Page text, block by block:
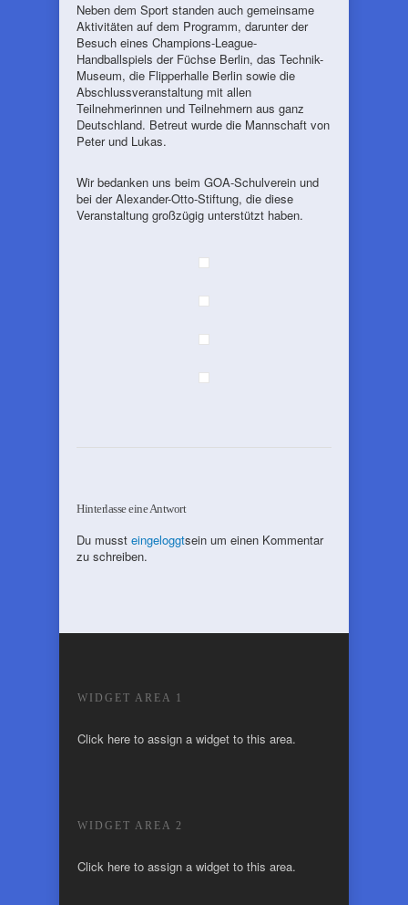
Neben dem Sport standen auch gemeinsame
Aktivitäten auf dem Programm, darunter der
Besuch eines Champions-League-
Handballspiels der Füchse Berlin, das Technik-
Museum, die Flipperhalle Berlin sowie die
Abschlussveranstaltung mit allen
Teilnehmerinnen und Teilnehmern aus ganz
Deutschland. Betreut wurde die Mannschaft von
Peter und Lukas.
Wir bedanken uns beim GOA-Schulverein und
bei der Alexander-Otto-Stiftung, die diese
Veranstaltung großzügig unterstützt haben.
Hinterlasse eine Antwort
Du musst eingeloggtsein um einen Kommentar
zu schreiben.
WIDGET AREA 1
Click here to assign a widget to this area.
WIDGET AREA 2
Click here to assign a widget to this area.